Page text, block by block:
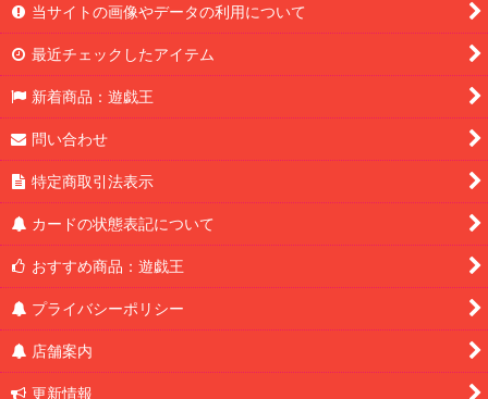
当サイトの画像やデータの利用について
最近チェックしたアイテム
新着商品：遊戯王
問い合わせ
特定商取引法表示
カードの状態表記について
おすすめ商品：遊戯王
プライバシーポリシー
店舗案内
更新情報